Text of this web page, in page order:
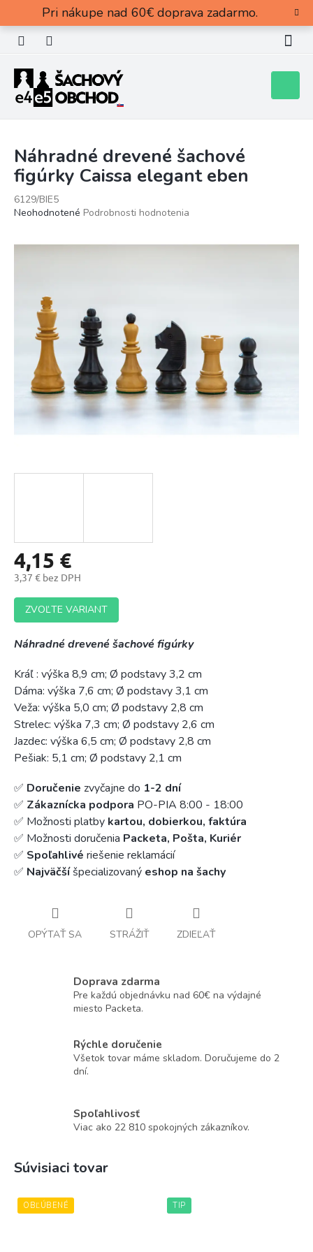
obsah
Pri nákupe nad 60€ doprava zadarmo.
košík
Náhradné drevené šachové
figúrky Caissa elegant eben
6129/BIE5
Priemerné
hviezdičiek.
Neohodnotené Podrobnosti hodnotenia
4,15 €
3,37 € bez DPH
Jednotková
cena:
ZVOĽTE VARIANT
Náhradné drevené šachové figúrky
Kráľ : výška 8,9 cm; Ø podstavy 3,2 cm
Dáma: výška 7,6 cm; Ø podstavy 3,1 cm
Veža: výška 5,0 cm; Ø podstavy 2,8 cm
Strelec: výška 7,3 cm; Ø podstavy 2,6 cm
Jazdec: výška 6,5 cm; Ø podstavy 2,8 cm
Pešiak: 5,1 cm; Ø podstavy 2,1 cm
✅ Doručenie zvyčajne do 1-2 dní
✅ Zákaznícka podpora PO-PIA 8:00 - 18:00
✅ Možnosti platby kartou, dobierkou, faktúra
✅ Možnosti doručenia Packeta, Pošta, Kuriér
✅ Spoľahlivé riešenie reklamácií
✅ Najväčšíšpecializovaný eshop na šachy
OPÝTAŤ SA STRÁŽIŤ ZDIEĽAŤ
Doprava zdarma
Pre každú objednávku nad 60€ na výdajné
miesto Packeta.
Rýchle doručenie
Všetok tovar máme skladom. Doručujeme do 2
dní.
Spoľahlivosť
Viac ako 22 810 spokojných zákazníkov.
Súvisiaci tovar
OBĽÚBENÉ TIP